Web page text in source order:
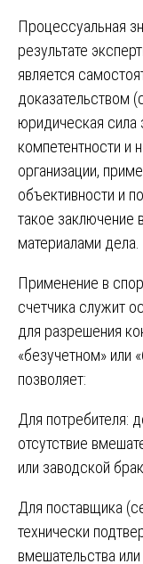
Процессуальная
результате
является
доказательством
юридическая сила
компетентности и
организации,
объективности и
такое заключение
материалами дела.
Применение в
счетчика служит
для разрешения
«безучетном» или
позволяет:
Для потребителя:
отсутствие
или заводской
Для поставщика
технически
вмешательства